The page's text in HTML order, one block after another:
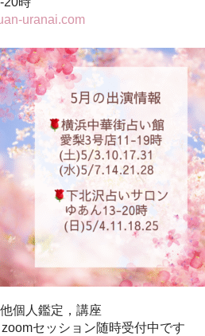
uranai.com
個人鑑定，講座
zoomセッション随時受付中です